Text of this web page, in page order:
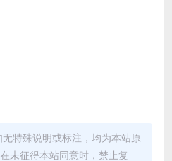
特殊说明或标注，均为本站原
未征得本站同意时，禁止复